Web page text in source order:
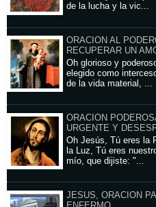
de la lucha y la vic...
ORACION AL
RECUPERAR UN
Oh glorioso y
elegido como
de la vida material, ...
ORACION
URGENTE Y
Oh Jesús, Tú eres la
la Luz, Tú eres
mío, que dijiste: "...
JESUS, ORACION